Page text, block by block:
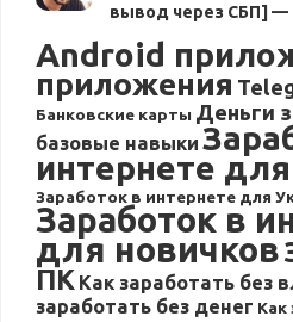
вывод через СБП]
Android
приложения
Банковские карты Деньги
базовые навыки
интернете
Заработок в интернете для
Заработок в
для новичков
ПК Как заработать без
заработать без денег Как